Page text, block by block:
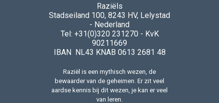
Raziëls
Stadseiland 100, 8243 HV, Lelystad
- Nederland
Tel: +31(0)320 231270 - KvK
90211669
IBAN NL43 KNAB 0613 2681 48
Raziël is een mythisch wezen, de
bewaarder van de geheimen. Er zit veel
aardse kennis bij dit wezen, je kan er veel
van leren.